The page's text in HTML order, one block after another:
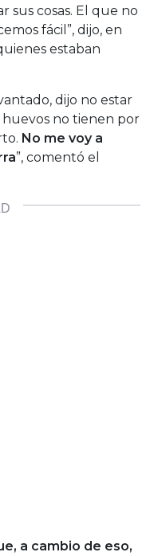
sus cosas. El que no
fácil”, dijo, en
estaban
dijo no estar
huevos no tienen por
No me voy a
”, comentó el
a cambio de eso,